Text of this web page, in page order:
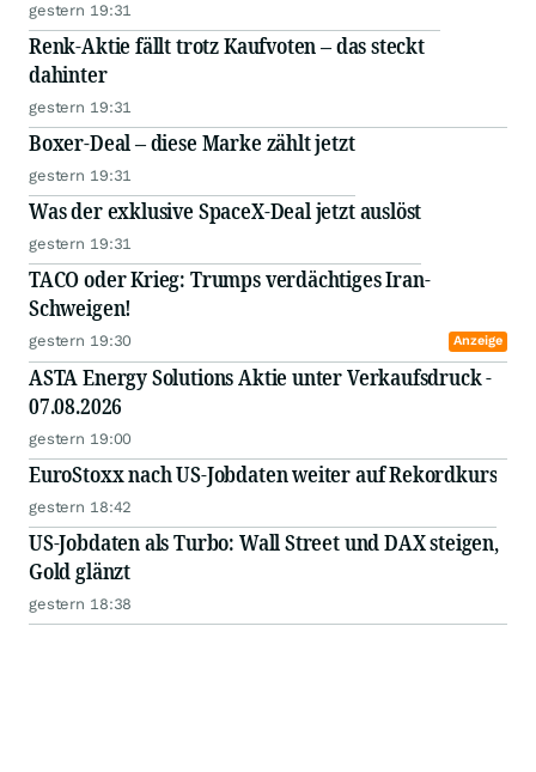
gestern 19:31
Renk-Aktie fällt trotz Kaufvoten – das steckt
dahinter
gestern 19:31
Boxer-Deal – diese Marke zählt jetzt
gestern 19:31
Was der exklusive SpaceX-Deal jetzt auslöst
gestern 19:31
TACO oder Krieg: Trumps verdächtiges Iran-
Schweigen!
gestern 19:30 Anzeige
ASTA Energy Solutions Aktie unter Verkaufsdruck -
07.08.2026
gestern 19:00
EuroStoxx nach US-Jobdaten weiter auf Rekordkurs
gestern 18:42
US-Jobdaten als Turbo: Wall Street und DAX steigen,
Gold glänzt
gestern 18:38